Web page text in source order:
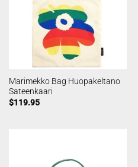
Marimekko Bag Huopakeltano
Sateenkaari
$119.95